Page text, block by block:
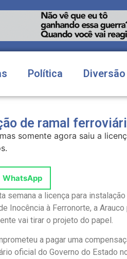
Política Diversão
de ramal
somente agora saiu a
WhatsApp
a licença para instalação
Inocência à Ferronorte, a
vai tirar o projeto do papel.
a pagar uma
oficial do Governo do Estado